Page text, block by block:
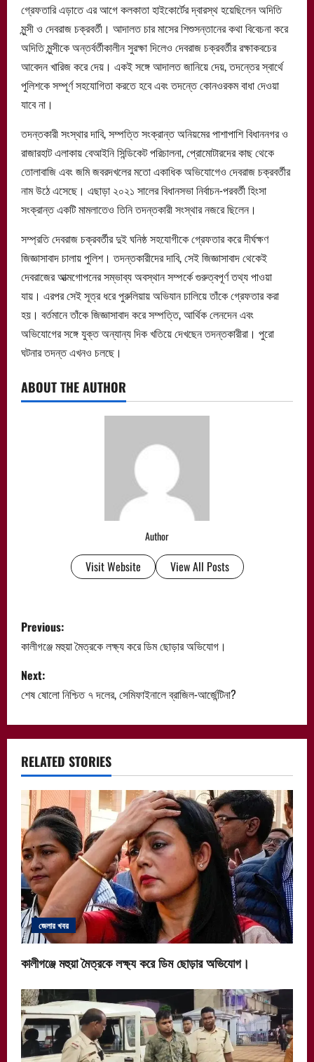
গ্রেফতারি এড়াতে এর আগে কলকাতা হাইকোর্টের দ্বারস্থ হয়েছিলেন অদিতি
মুন্সী ও দেবরাজ চক্রবর্তী। আদালত চার মাসের শিশুসন্তানের কথা বিবেচনা করে
অদিতি মুন্সীকে অন্তর্বর্তীকালীন সুরক্ষা দিলেও দেবরাজ চক্রবর্তীর রক্ষাকবচের
আবেদন খারিজ করে দেয়। একই সঙ্গে আদালত জানিয়ে দেয়, তদন্তের স্বার্থে
পুলিশকে সম্পূর্ণ সহযোগিতা করতে হবে এবং তদন্তে কোনওরকম বাধা দেওয়া
যাবে না।
তদন্তকারী সংস্থার দাবি, সম্পত্তি সংক্রান্ত অনিয়মের পাশাপাশি বিধাননগর ও
রাজারহাট এলাকায় বেআইনি সিন্ডিকেট পরিচালনা, প্রোমোটারদের কাছ থেকে
তোলাবাজি এবং জমি জবরদখলের মতো একাধিক অভিযোগেও দেবরাজ চক্রবর্তীর
নাম উঠে এসেছে। এছাড়া ২০২১ সালের বিধানসভা নির্বাচন-পরবর্তী হিংসা
সংক্রান্ত একটি মামলাতেও তিনি তদন্তকারী সংস্থার নজরে ছিলেন।
সম্প্রতি দেবরাজ চক্রবর্তীর দুই ঘনিষ্ঠ সহযোগীকে গ্রেফতার করে দীর্ঘক্ষণ
জিজ্ঞাসাবাদ চালায় পুলিশ। তদন্তকারীদের দাবি, সেই জিজ্ঞাসাবাদ থেকেই
দেবরাজের আত্মগোপনের সম্ভাব্য অবস্থান সম্পর্কে গুরুত্বপূর্ণ তথ্য পাওয়া
যায়। এরপর সেই সূত্র ধরে পুরুলিয়ায় অভিযান চালিয়ে তাঁকে গ্রেফতার করা
হয়। বর্তমানে তাঁকে জিজ্ঞাসাবাদ করে সম্পত্তি, আর্থিক লেনদেন এবং
অভিযোগের সঙ্গে যুক্ত অন্যান্য দিক খতিয়ে দেখছেন তদন্তকারীরা। পুরো
ঘটনার তদন্ত এখনও চলছে।
ABOUT THE AUTHOR
Author
Visit Website View All Posts
P
o
s
t
n
a
v
i
g
a
t
i
o
n
Previous:
কালীগঞ্জে মহুয়া মৈত্রকে লক্ষ্য করে ডিম ছোড়ার অভিযোগ।
Next:
শেষ ষোলো নিশ্চিত ৭ দলের, সেমিফাইনালে ব্রাজিল-আর্জেন্টিনা?
RELATED STORIES
জেলার খবর
কালীগঞ্জে মহুয়া মৈত্রকে লক্ষ্য করে ডিম ছোড়ার অভিযোগ।